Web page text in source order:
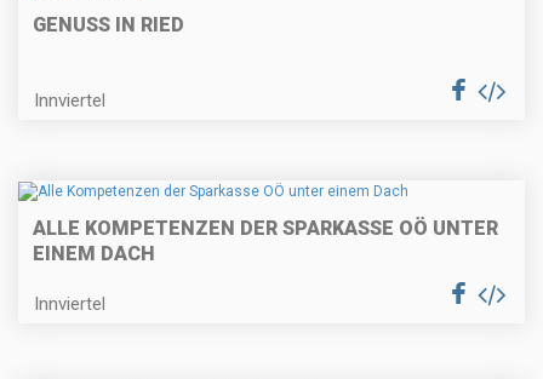
GENUSS IN RIED
Innviertel
ALLE KOMPETENZEN DER SPARKASSE OÖ UNTER
EINEM DACH
Innviertel